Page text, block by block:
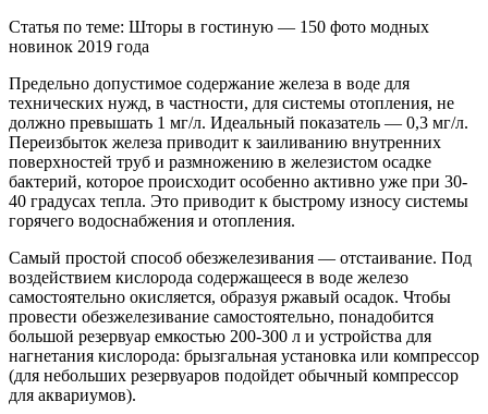
Статья по теме: Шторы в гостиную — 150 фото модных
новинок 2019 года
Предельно допустимое содержание железа в воде для
технических нужд, в частности, для системы отопления, не
должно превышать 1 мг/л. Идеальный показатель — 0,3 мг/л.
Переизбыток железа приводит к заиливанию внутренних
поверхностей труб и размножению в железистом осадке
бактерий, которое происходит особенно активно уже при 30-
40 градусах тепла. Это приводит к быстрому износу системы
горячего водоснабжения и отопления.
Самый простой способ обезжелезивания — отстаивание. Под
воздействием кислорода содержащееся в воде железо
самостоятельно окисляется, образуя ржавый осадок. Чтобы
провести обезжелезивание самостоятельно, понадобится
большой резервуар емкостью 200-300 л и устройства для
нагнетания кислорода: брызгальная установка или компрессор
(для небольших резервуаров подойдет обычный компрессор
для аквариумов).